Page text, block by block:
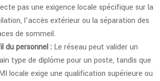
pas une exigence locale spécifique sur la
l’accès extérieur ou la séparation des
de sommeil.
du personnel : Le réseau peut valider un
type de diplôme pour un poste, tandis que
locale exige une qualification supérieure ou